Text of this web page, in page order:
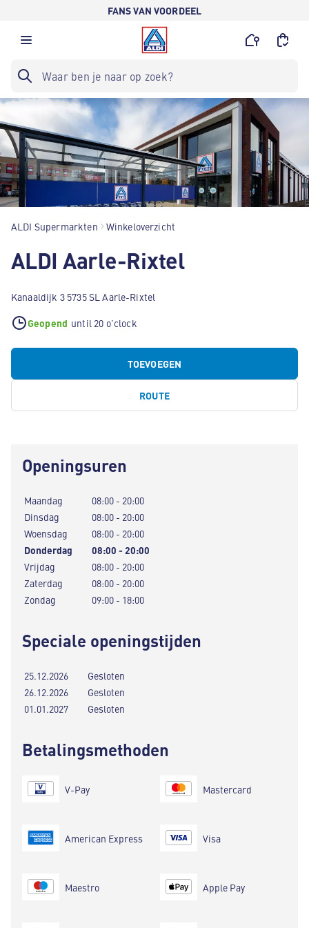
FANS VAN VOORDEEL
ALDI Supermarkten Winkeloverzicht
ALDI Aarle-Rixtel
Kanaaldijk 3 5735 SL Aarle-Rixtel
Geopend until 20 o'clock
TOEVOEGEN
ROUTE
Openingsuren
Maandag
08:00 - 20:00
Dinsdag
08:00 - 20:00
Woensdag
08:00 - 20:00
Donderdag
08:00 - 20:00
Vrijdag
08:00 - 20:00
Zaterdag
08:00 - 20:00
Zondag
09:00 - 18:00
Speciale openingstijden
25.12.2026
Gesloten
26.12.2026
Gesloten
01.01.2027
Gesloten
Betalingsmethoden
V-Pay
American Express
Maestro
Mastercard
Visa
Apple Pay